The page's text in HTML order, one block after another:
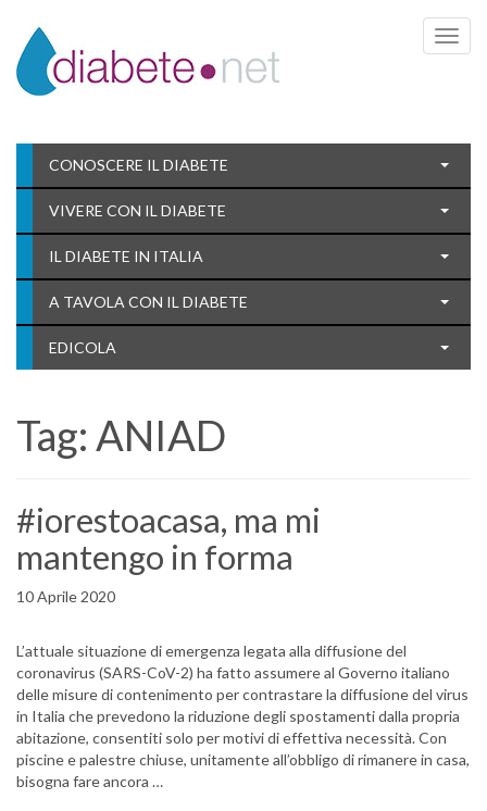
Toggle
CONOSCERE IL DIABETE
VIVERE CON IL DIABETE
IL DIABETE IN ITALIA
A TAVOLA CON IL DIABETE
EDICOLA
Tag: ANIAD
#iorestoacasa, ma mi
mantengo in forma
10 Aprile 2020
L’attuale situazione di emergenza legata alla diffusione del
coronavirus (SARS-CoV-2) ha fatto assumere al Governo italiano
delle misure di contenimento per contrastare la diffusione del virus
in Italia che prevedono la riduzione degli spostamenti dalla propria
abitazione, consentiti solo per motivi di effettiva necessità. Con
piscine e palestre chiuse, unitamente all’obbligo di rimanere in casa,
bisogna fare ancora …